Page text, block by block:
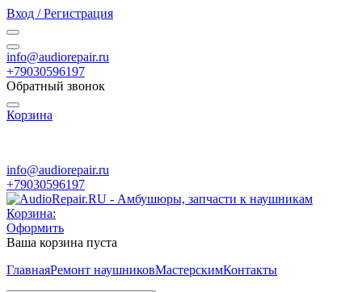
Вход / Регистрация
info@audiorepair.ru
+79030596197
Обратный звонок
Корзина
info@audiorepair.ru
+79030596197
Корзина:
Оформить
Ваша корзина пуста
ГлавнаяРемонт наушниковМастерскимКонтакты